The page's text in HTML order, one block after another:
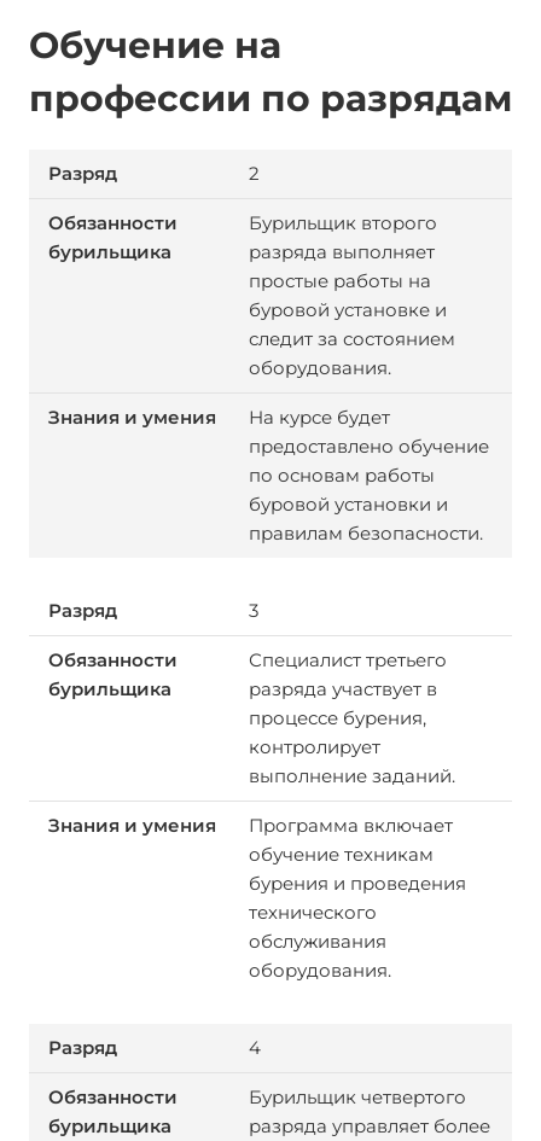
Обучение на
профессии по разрядам
2
Бурильщик второго
разряда выполняет
простые работы на
буровой установке и
следит за состоянием
оборудования.
На курсе будет
предоставлено обучение
по основам работы
буровой установки и
правилам безопасности.
3
Специалист третьего
разряда участвует в
процессе бурения,
контролирует
выполнение заданий.
Программа включает
обучение техникам
бурения и проведения
технического
обслуживания
оборудования.
4
Бурильщик четвертого
разряда управляет более